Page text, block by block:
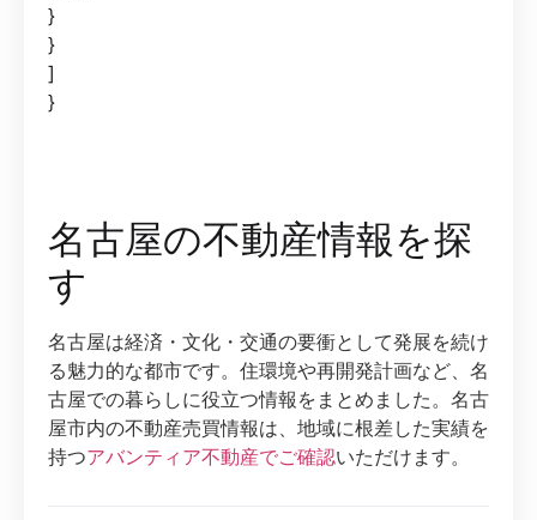
}
}
]
}
名古屋の不動産情報を探
す
名古屋は経済・文化・交通の要衝として発展を続け
る魅力的な都市です。住環境や再開発計画など、名
古屋での暮らしに役立つ情報をまとめました。名古
屋市内の不動産売買情報は、地域に根差した実績を
持つアバンティア不動産でご確認いただけます。